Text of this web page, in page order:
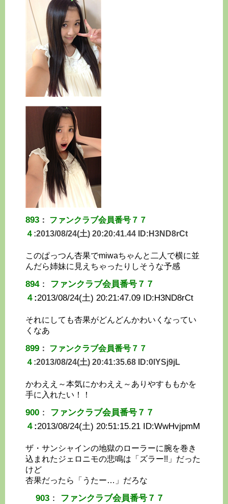
893 ： ファンクラブ会員番号７７
４ :2013/08/24(土) 20:20:41.44 ID: H3ND8rCt
このぱっつん杏果でmiwaちゃんと二人で横に並
んだら姉妹に見えちゃったりしそうな予感
894： ファンクラブ会員番号７７
４ :2013/08/24(土) 20:21:47.09 ID:H3ND8rCt
それにしても杏果がどんどんかわいくなってい
くなあ
899 ： ファンクラブ会員番号７７
４ :2013/08/24(土) 20:41:35.68 ID:0lYSj9jL
かわええ～本気にかわええ～ありやすももかを
手に入れたい！！
900 ： ファンクラブ会員番号７７
４ :2013/08/24(土) 20:51:15.21 ID:WwHvjpmM
ザ・サンシャインの地獄のローラーに腕を巻き
込まれたジェロニモの悲鳴は「ズラー!!」だった
けど
杏果だったら「うたー…」だろな
903 ： ファンクラブ会員番号７７